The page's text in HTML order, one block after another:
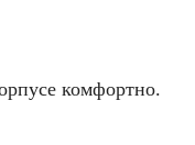
комфортно.